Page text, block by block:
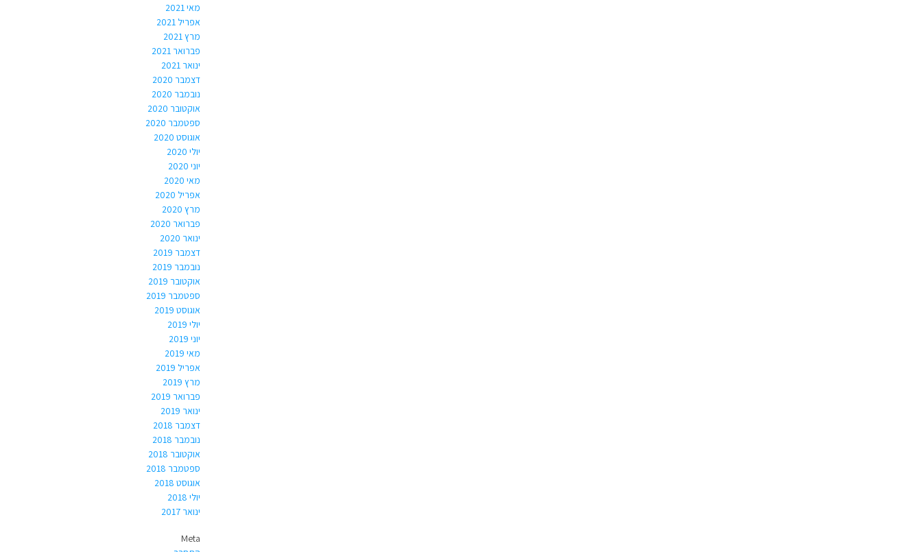
מאי 2021
אפריל 2021
מרץ 2021
פברואר 2021
ינואר 2021
דצמבר 2020
נובמבר 2020
אוקטובר 2020
ספטמבר 2020
אוגוסט 2020
יולי 2020
יוני 2020
מאי 2020
אפריל 2020
מרץ 2020
פברואר 2020
ינואר 2020
דצמבר 2019
נובמבר 2019
אוקטובר 2019
ספטמבר 2019
אוגוסט 2019
יולי 2019
יוני 2019
מאי 2019
אפריל 2019
מרץ 2019
פברואר 2019
ינואר 2019
דצמבר 2018
נובמבר 2018
אוקטובר 2018
ספטמבר 2018
אוגוסט 2018
יולי 2018
ינואר 2017
Meta